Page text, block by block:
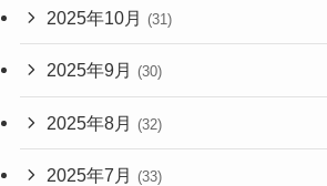
2025年10月 (31)
2025年9月 (30)
2025年8月 (32)
2025年7月 (33)